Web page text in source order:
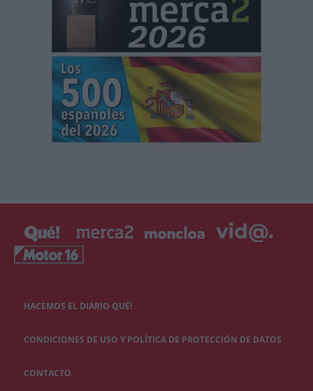
HACEMOS EL DIARIO QUÉ!
CONDICIONES DE USO Y POLÍTICA DE PROTECCIÓN DE DATOS
CONTACTO